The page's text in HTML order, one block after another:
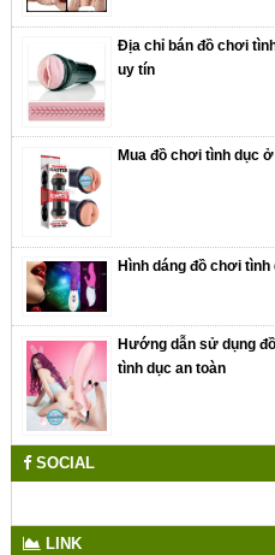
Địa chỉ bán đồ chơi
uy tín
Mua đồ chơi tình dục
Hình dáng đồ chơi tình
Hướng dẫn sử dụng
tình dục an toàn
SOCIAL
LINK